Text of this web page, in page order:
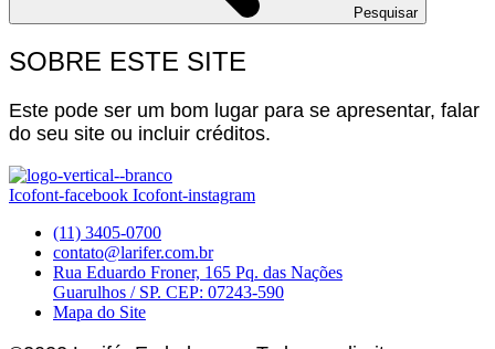
Pesquisar
SOBRE ESTE SITE
Este pode ser um bom lugar para se apresentar, falar
do seu site ou incluir créditos.
Icofont-facebook Icofont-instagram
(11) 3405-0700
contato@larifer.com.br
Rua Eduardo Froner, 165 Pq. das Nações
Guarulhos / SP. CEP: 07243-590
Mapa do Site